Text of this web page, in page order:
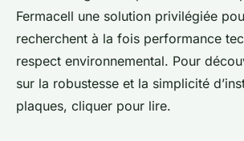
Fermacell une solution privilégiée
recherchent à la fois performance
respect environnemental. Pour
sur la robustesse et la simplicité
plaques, cliquer pour lire.